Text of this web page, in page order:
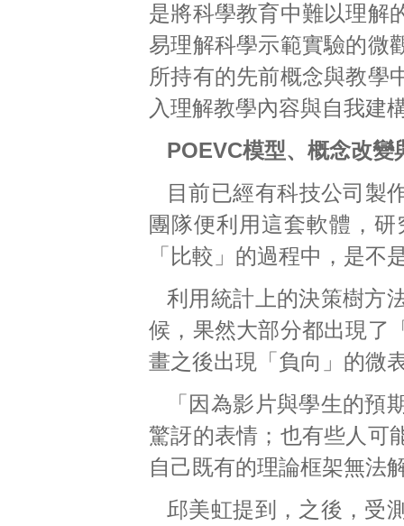
是將科學教育中難以理解
易理解科學示範實驗的微
所持有的先前概念與教學
入理解教學內容與自我建
POEVC模型、概念改變
目前已經有科技公司製
團隊便利用這套軟體，
「比較」的過程中，是
利用統計上的決策樹方
候，果然大部分都出現了
畫之後出現「負向」的微
「因為影片與學生的
驚訝的表情；也有些人可
自己既有的理論框架無法
邱美虹提到，之後，受